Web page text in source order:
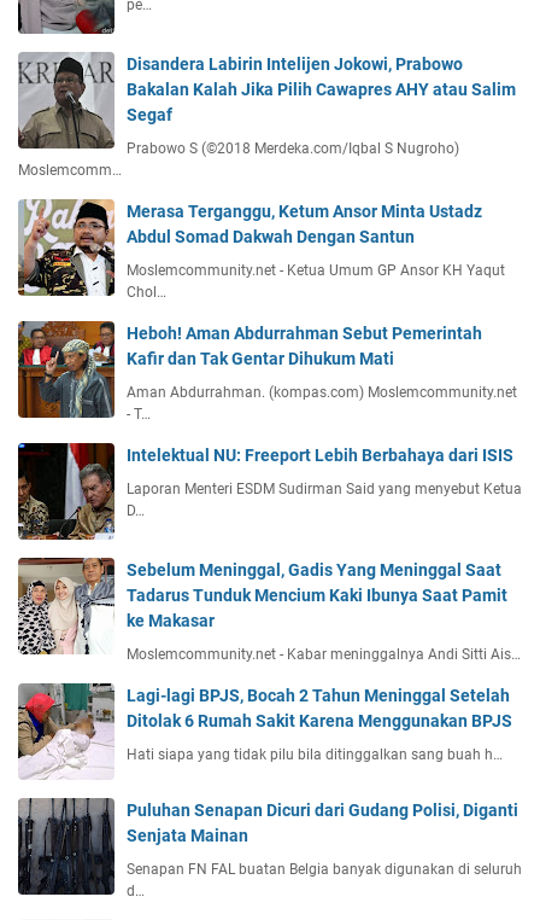
pe…
Disandera Labirin Intelijen Jokowi, Prabowo
Bakalan Kalah Jika Pilih Cawapres AHY atau Salim
Segaf
Prabowo S (©2018 Merdeka.com/Iqbal S Nugroho)
Moslemcomm…
Merasa Terganggu, Ketum Ansor Minta Ustadz
Abdul Somad Dakwah Dengan Santun
Moslemcommunity.net - Ketua Umum GP Ansor KH Yaqut
Chol…
Heboh! Aman Abdurrahman Sebut Pemerintah
Kafir dan Tak Gentar Dihukum Mati
Aman Abdurrahman. (kompas.com) Moslemcommunity.net
- T…
Intelektual NU: Freeport Lebih Berbahaya dari ISIS
Laporan Menteri ESDM Sudirman Said yang menyebut Ketua
D…
Sebelum Meninggal, Gadis Yang Meninggal Saat
Tadarus Tunduk Mencium Kaki Ibunya Saat Pamit
ke Makasar
Moslemcommunity.net - Kabar meninggalnya Andi Sitti Ais…
Lagi-lagi BPJS, Bocah 2 Tahun Meninggal Setelah
Ditolak 6 Rumah Sakit Karena Menggunakan BPJS
Hati siapa yang tidak pilu bila ditinggalkan sang buah h…
Puluhan Senapan Dicuri dari Gudang Polisi, Diganti
Senjata Mainan
Senapan FN FAL buatan Belgia banyak digunakan di seluruh
d…